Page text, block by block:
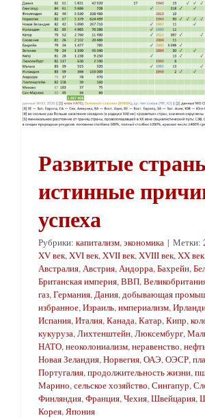
Развитые
истинные
успеха
Рубрики: капитализм,экономика | Метки:
XV век,XVI век,XVII век,XVIII век,XX век
Австралия,Австрия,Андорра,Бахрейн,
Британская империя,ВВП,
газ,Германия,Дания,добывающая
избранное,Израиль,империализм,
Испания,Италия,Канада,Катар,Кипр,
кукуруза,Лихтенштейн,Люксембург,
НАТО,неоколониализм,неравенство,
Новая Зеландия,Норвегия,ОАЭ,ОЭСР,
Португалия,продолжительность жизни,
Марино,сельское хозяйство,Сингапур,
Финляндия,Франция,Чехия,Швейцария,
Корея,Япония